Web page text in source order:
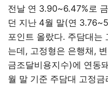
전날 연 3.90~6.47%로
던 지난 4월 말(연
포인트 올랐다. 주담대는
는데, 고정형은 은행채,
금조달비용지수)에 연동
월 말 기준 주담대 고정